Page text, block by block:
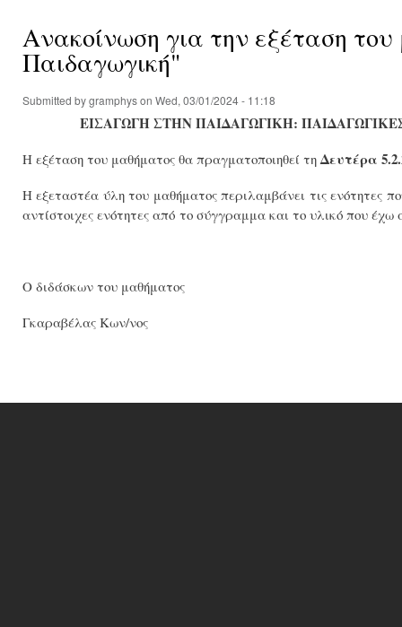
Ανακοίνωση για την εξέταση
Παιδαγωγική"
Submitted bygramphyson Wed, 03/01/2024 - 11:18
ΕΙΣΑΓΩΓΗ ΣΤΗΝ ΠΑΙΔΑΓΩΓΙΚΗ:
Η εξέταση του μαθήματος θα πραγματοποιηθεί τη Δευτέρα
Η εξεταστέα ύλη του μαθήματος περιλαμβάνει τις ενότητες
αντίστοιχες ενότητες από το σύγγραμμα και το υλικό που έχω
Ο διδάσκων του μαθήματος
Γκαραβέλας Κων/νος